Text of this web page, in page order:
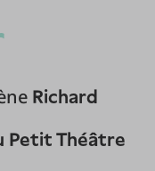
Richard
Petit Théâtre